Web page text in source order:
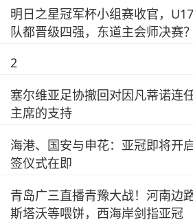
明日之星冠军杯小组赛收官，
队都晋级四强，东道主会师决赛？
2
塞尔维亚足协撤回对因凡蒂诺连
主席的支持
海港、国安与申花：亚冠即将开
签仪式在即
青岛广三直播青豫大战！河南边
斯塔沃等喂饼，西海岸剑指亚冠